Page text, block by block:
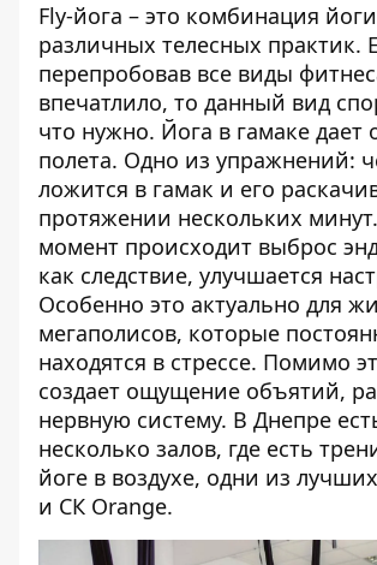
Fly-йога – это комбинация
различных телесных практик.
перепробовав все виды
впечатлило, то данный вид
что нужно. Йога в гамаке
полета. Одно из упражнений:
ложится в гамак и его
протяжении нескольких
момент происходит выброс
как следствие, улучшается
Особенно это актуально для
мегаполисов, которые
находятся в стрессе. Помимо
создает ощущение объятий,
нервную систему. В Днепре
несколько залов, где есть
йоге в воздухе, одни из
и СК Orange.